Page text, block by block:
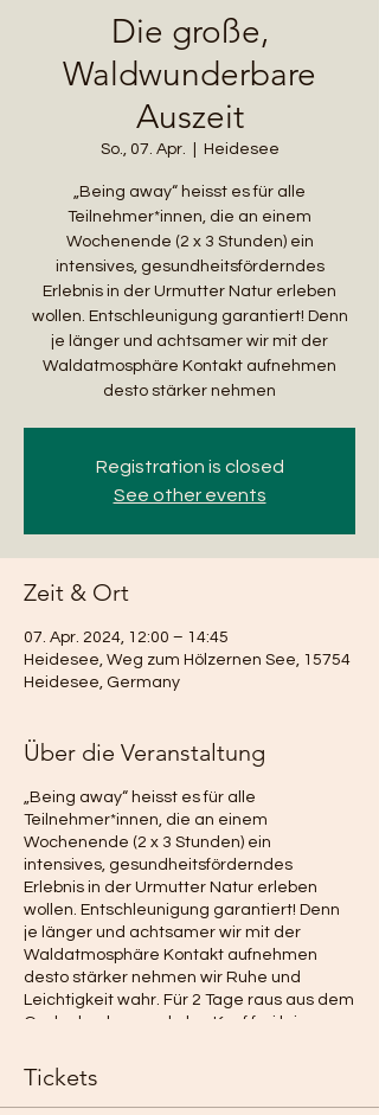
Die große,
Waldwunderbare
Auszeit
So., 07. Apr. Heidesee
„Being away“ heisst es für alle
Teilnehmer*innen, die an einem
Wochenende (2 x 3 Stunden) ein
intensives, gesundheitsförderndes
Erlebnis in der Urmutter Natur erleben
wollen. Entschleunigung garantiert! Denn
je länger und achtsamer wir mit der
Waldatmosphäre Kontakt aufnehmen
desto stärker nehmen
Registration is closed
See other events
Zeit & Ort
07. Apr. 2024, 12:00 – 14:45
Heidesee, Weg zum Hölzernen See, 15754
Heidesee, Germany
Über die Veranstaltung
„Being away“ heisst es für alle
Teilnehmer*innen, die an einem
Wochenende (2 x 3 Stunden) ein
intensives, gesundheitsförderndes
Erlebnis in der Urmutter Natur erleben
wollen. Entschleunigung garantiert! Denn
je länger und achtsamer wir mit der
Waldatmosphäre Kontakt aufnehmen
desto stärker nehmen wir Ruhe und
Leichtigkeit wahr. Für 2 Tage raus aus dem
Gedankenkarussel, den Kopf frei kriegen,
Tage, in denen es mal nicht ums gesehen
werden sondern ums Sehen geht. 2 Tage,
Tickets